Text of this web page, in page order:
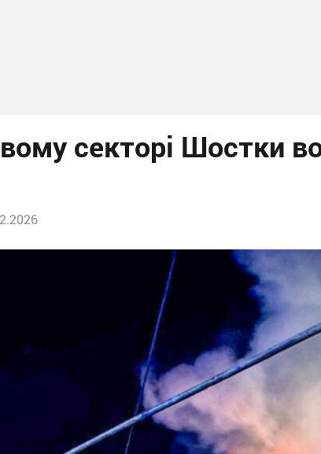
секторі Шостки